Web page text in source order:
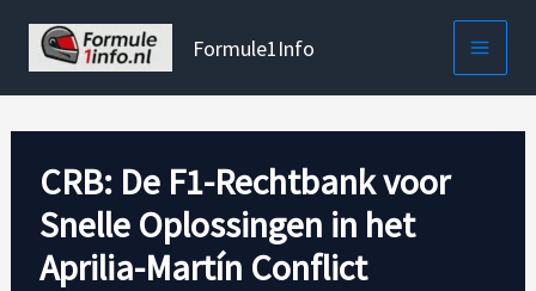
Formule1Info
CRB: De F1-Rechtbank voor
Snelle Oplossingen in het
Aprilia-Martín Conflict